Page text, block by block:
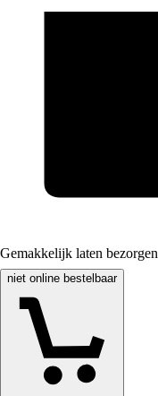
Gemakkelijk laten bezorgen
niet online bestelbaar